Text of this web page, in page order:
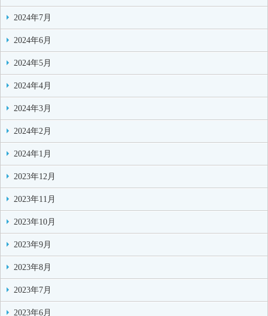
2024年7月
2024年6月
2024年5月
2024年4月
2024年3月
2024年2月
2024年1月
2023年12月
2023年11月
2023年10月
2023年9月
2023年8月
2023年7月
2023年6月